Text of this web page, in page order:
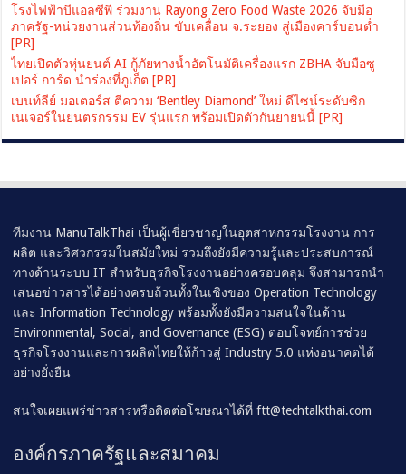
โรงไฟฟ้าบีแอลซีพี ร่วมงาน Rayong Zero Food Waste 2026 จับมือ
ภาครัฐ-หน่วยงานส่วนท้องถิ่น ขับเคลื่อน จ.ระยอง สู่เมืองคาร์บอนต่ำ
[PR]
ไทยเปิดตัวหุ่นยนต์ AI กู้ภัยทางน้ำอัตโนมัติเครื่องแรก ZBHA จับมือซู
เปอร์ การ์ด นำร่องที่ภูเก็ต [PR]
เบนท์ลีย์ มอเตอร์ส ตีความ ‘Bentley Diamond’ ใหม่ ดีไซน์ระดับซิก
เนเจอร์ในยนตรกรรม EV รุ่นแรก พร้อมเปิดตัวกันยายนนี้ [PR]
ทีมงาน ManuTalkThai เป็นผู้เชี่ยวชาญในอุตสาหกรรมโรงงาน การ
ผลิต และวิศวกรรมในสมัยใหม่ รวมถึงยังมีความรู้และประสบการณ์
ทางด้านระบบ IT สำหรับธุรกิจโรงงานอย่างครอบคลุม จึงสามารถนำ
เสนอข่าวสารได้อย่างครบถ้วนทั้งในเชิงของ Operation Technology
และ Information Technology พร้อมทั้งยังมีความสนใจในด้าน
Environmental, Social, and Governance (ESG) ตอบโจทย์การช่วย
ธุรกิจโรงงานและการผลิตไทยให้ก้าวสู่ Industry 5.0 แห่งอนาคตได้
อย่างยั่งยืน
สนใจเผยแพร่ข่าวสารหรือติดต่อโฆษณาได้ที่ftt@techtalkthai.com
องค์กรภาครัฐและสมาคม